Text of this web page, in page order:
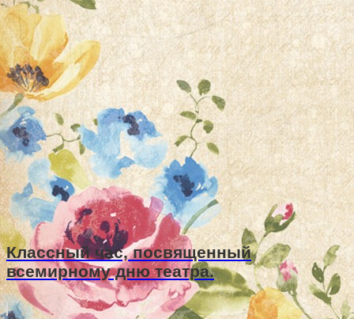
Классный час, посвященный
всемирному дню театра.